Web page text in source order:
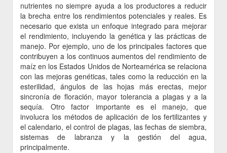
nutrientes no siempre ayuda a los productores a reducir
la brecha entre los rendimientos potenciales y reales. Es
necesario que exista un enfoque integrado para mejorar
el rendimiento, incluyendo la genética y las prácticas de
manejo. Por ejemplo, uno de los principales factores que
contribuyen a los continuos aumentos del rendimiento de
maíz en los Estados Unidos de Norteamérica se relaciona
con las mejoras genéticas, tales como la reducción en la
esterilidad, ángulos de las hojas más erectas, mejor
sincronía de floración, mayor tolerancia a plagas y a la
sequía. Otro factor importante es el manejo, que
involucra los métodos de aplicación de los fertilizantes y
el calendario, el control de plagas, las fechas de siembra,
sistemas de labranza y la gestión del agua,
principalmente.